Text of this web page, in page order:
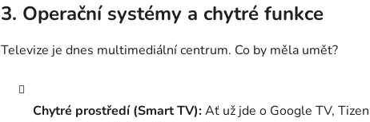
3. Operační systémy a chytré funkce
Televize je dnes multimediální centrum. Co by měla umět?
Chytré prostředí (Smart TV):Ať už jde o Google TV,